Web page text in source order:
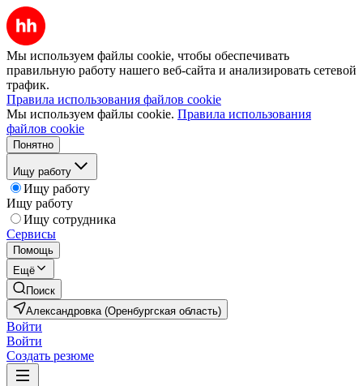
Мы используем файлы cookie, чтобы обеспечивать
правильную работу нашего веб-сайта и анализировать сетевой
трафик.
Правила использования файлов cookie
Мы используем файлы cookie. Правила использования
файлов cookie
Понятно
Ищу работу
Ищу работу
Ищу работу
Ищу сотрудника
Сервисы
Помощь
Ещё
Поиск
Александровка (Оренбургская область)
Войти
Войти
Создать резюме